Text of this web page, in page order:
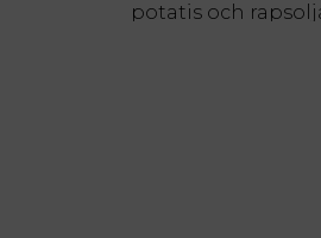
potatis och
Att använda sig